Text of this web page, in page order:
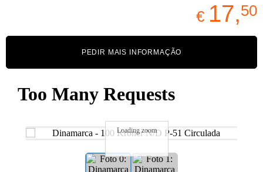
€ 17,50
PEDIR MAIS INFORMAÇÃO
Loading zoom